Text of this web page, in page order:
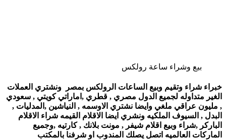
بيع وشراء ساعة رولكس
خبراء شراء وتقيم وبيع الساعات الرولكس بمصر ونشتري العملات
الغير متداوله لجميع الدول مصري , قطري ,اماراتي كويتي , سعودي
, مليون عراقي ملغي وايضا نشتري الاوسمه , النياشين ,المدليات ,
البدل , السيوف الملكيه ونشري ايضا الاقلام القيمه شراء الاقلام
الباركر ,شراء وبيع اقلام شيفر , مونت بلانك , كارتيه ,وجميع
الماركات العالميه اتصل يصلك المندوب او شرفنا بالمكتب